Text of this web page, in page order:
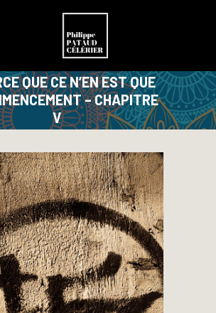
QUE CE N’EN EST QUE
– CHAPITRE
V